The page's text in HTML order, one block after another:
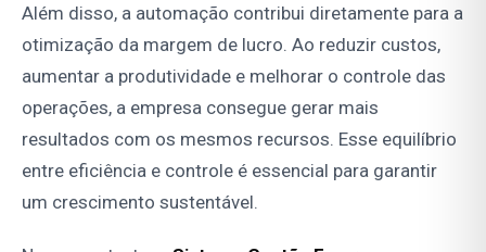
Além disso, a automação contribui diretamente para a
otimização da margem de lucro. Ao reduzir custos,
aumentar a produtividade e melhorar o controle das
operações, a empresa consegue gerar mais
resultados com os mesmos recursos. Esse equilíbrio
entre eficiência e controle é essencial para garantir
um crescimento sustentável.